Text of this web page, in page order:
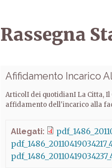
Rassegna
Afifidamento Incarico
ArticolI dei quotidianI La Citta, Il
affidamento dell'incarico alla
Allegati: